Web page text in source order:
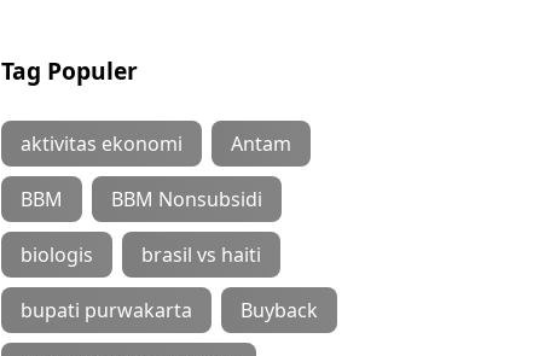
Tag Populer
aktivitas ekonomi Antam
BBM BBM Nonsubsidi
biologis brasil vs haiti
bupati purwakarta Buyback